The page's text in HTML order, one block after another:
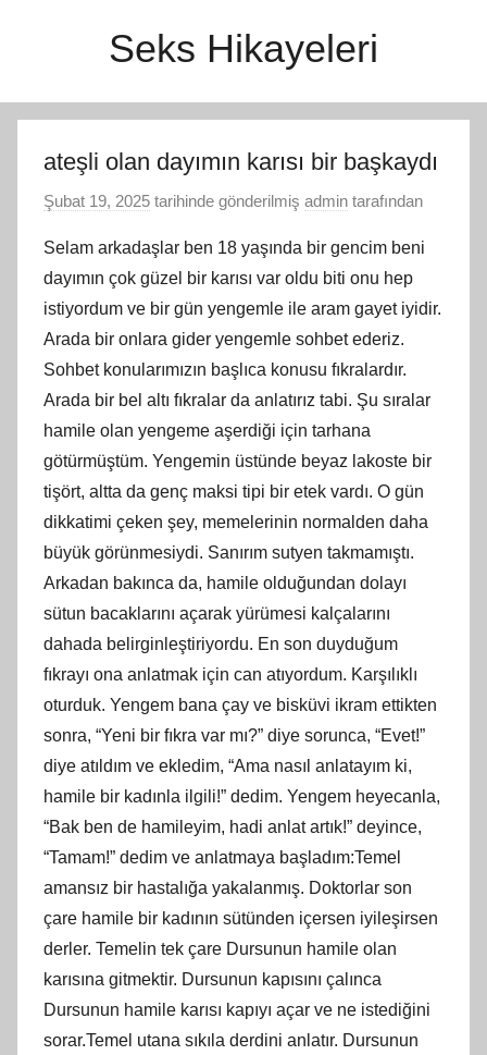
Seks Hikayeleri
ateşli olan dayımın karısı bir başkaydı
Şubat 19, 2025 tarihinde gönderilmiş admin tarafından
Selam arkadaşlar ben 18 yaşında bir gencim beni
dayımın çok güzel bir karısı var oldu biti onu hep
istiyordum ve bir gün yengemle ile aram gayet iyidir.
Arada bir onlara gider yengemle sohbet ederiz.
Sohbet konularımızın başlıca konusu fıkralardır.
Arada bir bel altı fıkralar da anlatırız tabi. Şu sıralar
hamile olan yengeme aşerdiği için tarhana
götürmüştüm. Yengemin üstünde beyaz lakoste bir
tişört, altta da genç maksi tipi bir etek vardı. O gün
dikkatimi çeken şey, memelerinin normalden daha
büyük görünmesiydi. Sanırım sutyen takmamıştı.
Arkadan bakınca da, hamile olduğundan dolayı
sütun bacaklarını açarak yürümesi kalçalarını
dahada belirginleştiriyordu. En son duyduğum
fıkrayı ona anlatmak için can atıyordum. Karşılıklı
oturduk. Yengem bana çay ve bisküvi ikram ettikten
sonra, “Yeni bir fıkra var mı?” diye sorunca, “Evet!”
diye atıldım ve ekledim, “Ama nasıl anlatayım ki,
hamile bir kadınla ilgili!” dedim. Yengem heyecanla,
“Bak ben de hamileyim, hadi anlat artık!” deyince,
“Tamam!” dedim ve anlatmaya başladım:Temel
amansız bir hastalığa yakalanmış. Doktorlar son
çare hamile bir kadının sütünden içersen iyileşirsen
derler. Temelin tek çare Dursunun hamile olan
karısına gitmektir. Dursunun kapısını çalınca
Dursunun hamile karısı kapıyı açar ve ne istediğini
sorar.Temel utana sıkıla derdini anlatır. Dursunun